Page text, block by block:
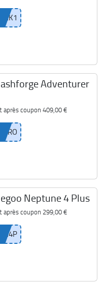
Adventurer
après coupon 409,00 €
Neptune 4 Plus
après coupon 299,00 €